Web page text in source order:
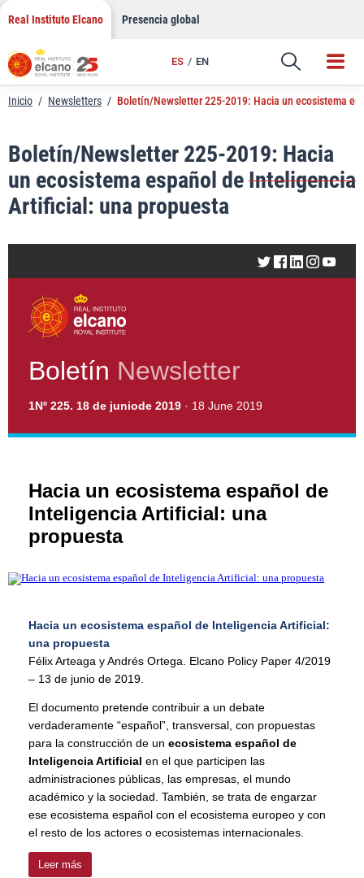
Saltar
contenido
Real Instituto Elcano Presencia global
ES EN
Enlace
Inicio / Newsletters / Boletín/Newsletter 225-2019: Hacia un ecosistema
Boletín/Newsletter 225-2019: Hacia
un ecosistema español de Inteligencia
Artificial: una propuesta